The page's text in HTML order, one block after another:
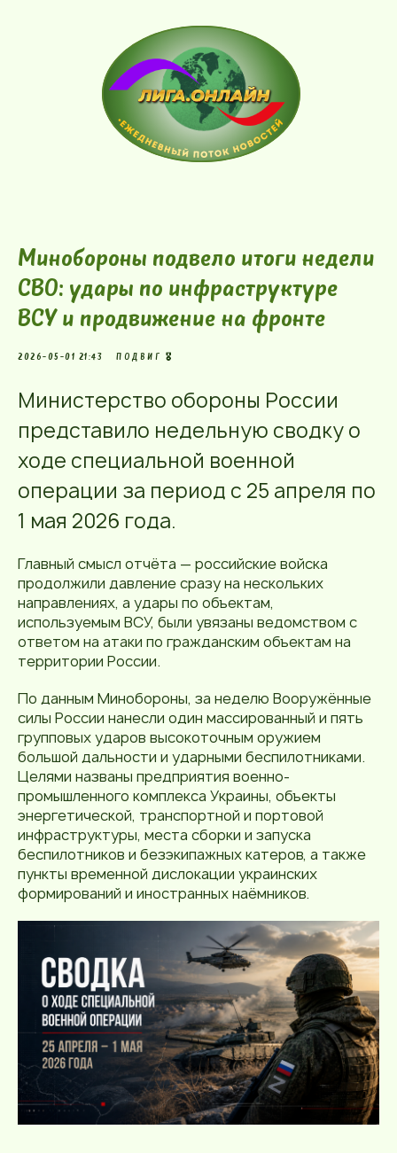
Минобороны подвело итоги недели
СВО: удары по инфраструктуре
ВСУ и продвижение на фронте
2026-05-01 21:43 ПОДВИГ 🎖️
Министерство обороны России
представило недельную сводку о
ходе специальной военной
операции за период с 25 апреля по
1 мая 2026 года.
Главный смысл отчёта — российские войска
продолжили давление сразу на нескольких
направлениях, а удары по объектам,
используемым ВСУ, были увязаны ведомством с
ответом на атаки по гражданским объектам на
территории России.
По данным Минобороны, за неделю Вооружённые
силы России нанесли один массированный и пять
групповых ударов высокоточным оружием
большой дальности и ударными беспилотниками.
Целями названы предприятия военно-
промышленного комплекса Украины, объекты
энергетической, транспортной и портовой
инфраструктуры, места сборки и запуска
беспилотников и безэкипажных катеров, а также
пункты временной дислокации украинских
формирований и иностранных наёмников.